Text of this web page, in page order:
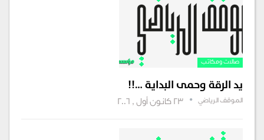
صالات ومكاتب‏‏
يد الرقة وحمى البداية …!!
الموقف الرياضي 23 كانون أول , 2006